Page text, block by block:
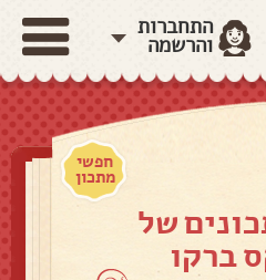
התחברות
והרשמה
חפשי
מתכון
של
ברקו